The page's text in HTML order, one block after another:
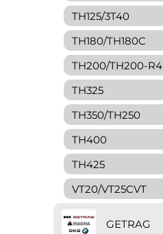
TH125/3T40
TH180/TH180C
TH200/TH200-R4
TH325
TH350/TH250
TH400
TH425
VT20/VT25CVT
GETRAG